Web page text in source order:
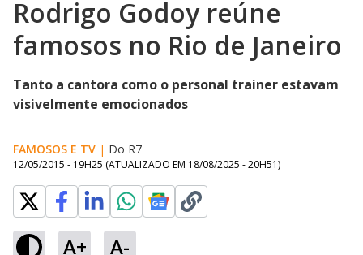
Rodrigo Godoy reúne
famosos no Rio de Janeiro
Tanto a cantora como o personal trainer estavam
visivelmente emocionados
FAMOSOS E TV | Do R7
12/05/2015 - 19H25 (ATUALIZADO EM 18/08/2025 - 20H51)
A+ A-